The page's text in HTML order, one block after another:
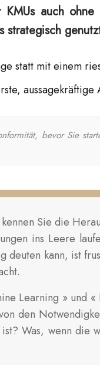
auch
strategisch
statt mit einem
aussagekräftige
bevor Sie
Sie die
ins Leere
kann, ist
Learning »
den
Was, wenn